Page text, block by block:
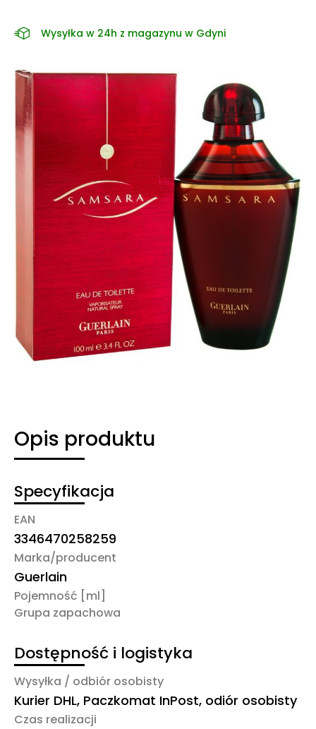
Opis produktu
Specyfikacja
EAN
3346470258259
Marka/producent
Guerlain
Pojemność [ml]
Grupa zapachowa
Dostępność i logistyka
Wysyłka / odbiór osobisty
Kurier DHL, Paczkomat InPost, odiór osobisty
Czas realizacji
Wysyłka w 24h z magazynu w Gdyni